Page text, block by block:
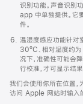
识别功能。声音识别
app 中单独提供。它
件。
温湿度感应功能针对
30ºC、相对湿度约
况下，准确性可能会
行校准，才可显示结果
我们会使用你所在位置，
访问 Apple 网站时输入